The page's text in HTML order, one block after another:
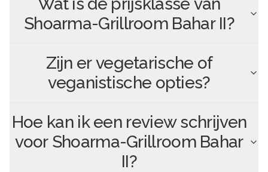
Shoarma-Grillroom Bahar II?
Zijn er vegetarische of
veganistische opties?
Hoe kan ik een review schrijven
voor Shoarma-Grillroom Bahar
II?